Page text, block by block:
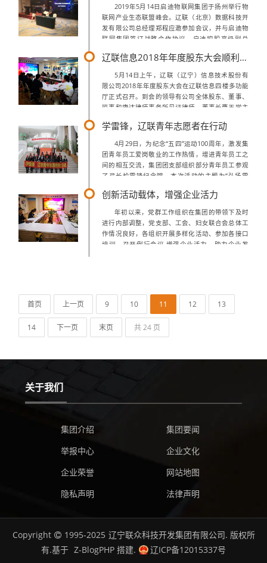
2019年5月14日启迪物联网集团于扬州举行物
联网产业生态联盟峰会。辽联（北京）数据科技开
发有限公司总经理郑程应邀参加会议，并与启迪物
联网集团签订战略合作协议。启迪控股高级副总
论坛上进行了主题演讲，启迪物联网产业...
辽联信息2018年年度股东大会顺利召开
5月14日上午，辽联（辽宁）信息技术股份有
限公司2018年年度股东大会在辽联信息四楼多功能
厅正式召开。到会的领导有公司全体股东、董事、
监事和康达律师事务所见证律师，董事长曹玉学主
公司《关于公司<2018年度董事会...
学雷锋，辽联青年志愿者在行动
4月29日，为纪念“五四”运动100周年，激发集
团青年员工爱岗敬业的工作热情，增进青年员工之
间的相互交流，集团团支部组织部分青年员工参观
了弓长岭雷锋纪念馆，本次活动的主题为“弘扬雷
纪念馆中，大家浏览了雷锋各个时...
创新活动载体，增强企业活力
年初以来，党群工作组织在集团的带领下及时
进行内部调整，党支部、工会、妇女联合会总体工
作情况良好，各组织开展多样化活动、参加各接口
培训、召开例行会议,增强企业活力，助力企业发
首页 上一页 9 10 11 12 13
14 下一页 末页 共 24 页
关于我们
集团介绍
集团要闻
举报中心
企业文化
企业荣誉
网站地图
隐私声明
法律声明
Copyright 1995-2025 辽宁联众科技开发集团有限公司. 版权所
有.基于 Z-BlogPHP 搭建.
辽ICP备12015337号